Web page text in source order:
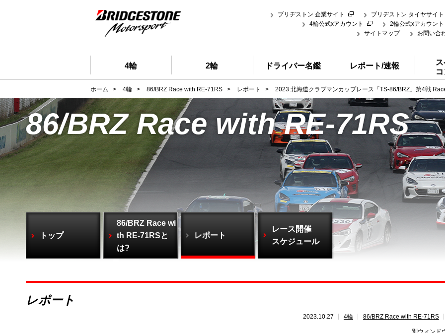
ブリヂストン 企業サイト
ブリヂストン タイヤサイト
4輪公式xアカウント
2輪公式xアカウント
サイトマップ
お問い合
4輪 2輪 ドライバー名鑑 レポート/速報
ホーム > 4輪 > 86/BRZ Race with RE-71RS > レポート > 2023 北海道クラブマンカップレース「TS-86/BRZ」第4戦
86/BRZ Race with RE-71RS
トップ
86/BRZ Race wi
th RE-71RSと
は?
レポート
レース開催
スケジュール
レポート
2023.10.27 4輪 86/BRZ Race with RE-71RS
別ウィンド